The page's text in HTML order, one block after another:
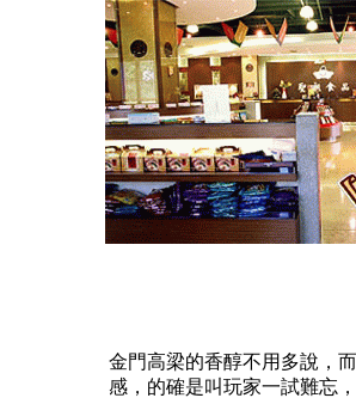
金門高梁的香醇不用多說，
感，的確是叫玩家一試難忘